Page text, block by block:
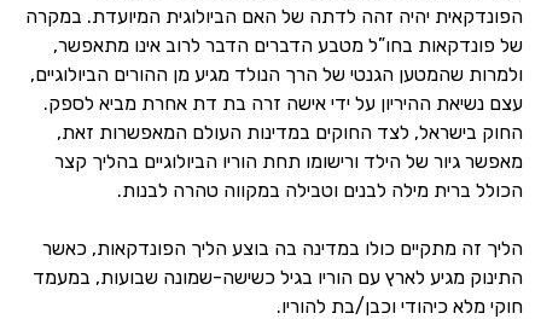
הפונדקאית יהיה זהה לדתה של האם הביולוגית המיועדת. במקרה
של פונדקאות בחו”ל מטבע הדברים הדבר לרוב אינו מתאפשר,
ולמרות שהמטען הגנטי של הרך הנולד מגיע מן ההורים הביולוגיים,
עצם נשיאת ההיריון על ידי אישה זרה בת דת אחרת מביא לספק.
החוק בישראל, לצד החוקים במדינות העולם המאפשרות זאת,
מאפשר גיור של הילד ורישומו תחת הוריו הביולוגיים בהליך קצר
הכולל ברית מילה לבנים וטבילה במקווה טהרה לבנות.
הליך זה מתקיים כולו במדינה בה בוצע הליך הפונדקאות, כאשר
התינוק מגיע לארץ עם הוריו בגיל כשישה-שמונה שבועות, במעמד
חוקי מלא כיהודי וכבן/בת להוריו.